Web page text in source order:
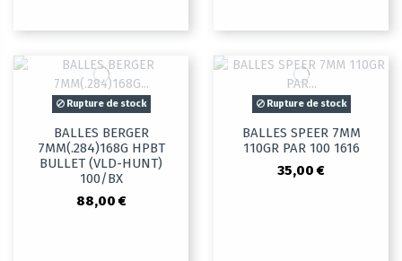
Rupture de stock
BALLES BERGER
7MM(.284)168G HPBT
BULLET (VLD-HUNT)
100/BX
88,00 €
Rupture de stock
BALLES SPEER 7MM
110GR PAR 100 1616
35,00 €